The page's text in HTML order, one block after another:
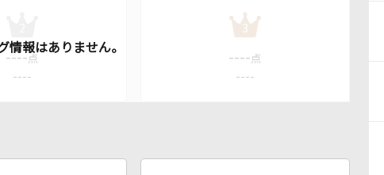
---- 点
----
3
---- 点
----